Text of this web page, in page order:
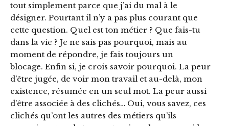
tout simplement parce que j’ai du mal à le
désigner. Pourtant il n’y a pas plus courant que
cette question. Quel est ton métier ? Que fais-tu
dans la vie ? Je ne sais pas pourquoi, mais au
moment de répondre, je fais toujours un
blocage. Enfin si, je crois savoir pourquoi. La peur
d’être jugée, de voir mon travail et au-delà, mon
existence, résumée en un seul mot. La peur aussi
d’être associée à des clichés… Oui, vous savez, ces
clichés qu’ont les autres des métiers qu’ils